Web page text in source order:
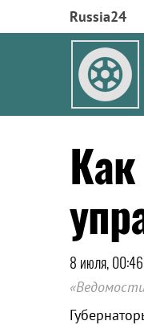
Russia24
8 июля, 00:46